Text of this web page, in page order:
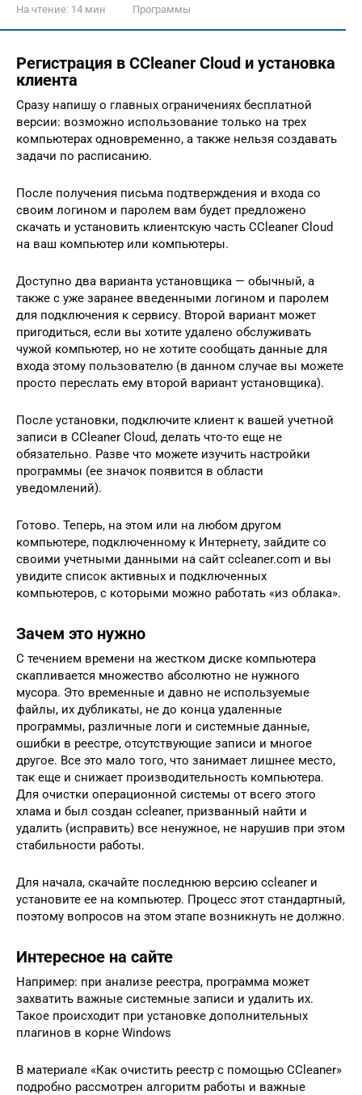
На чтение: 14 мин Программы
Регистрация в CCleaner Cloud и установка
клиента
Сразу напишу о главных ограничениях бесплатной
версии: возможно использование только на трех
компьютерах одновременно, а также нельзя создавать
задачи по расписанию.
После получения письма подтверждения и входа со
своим логином и паролем вам будет предложено
скачать и установить клиентскую часть CCleaner Cloud
на ваш компьютер или компьютеры.
Доступно два варианта установщика — обычный, а
также с уже заранее введенными логином и паролем
для подключения к сервису. Второй вариант может
пригодиться, если вы хотите удалено обслуживать
чужой компьютер, но не хотите сообщать данные для
входа этому пользователю (в данном случае вы можете
просто переслать ему второй вариант установщика).
После установки, подключите клиент к вашей учетной
записи в CCleaner Cloud, делать что-то еще не
обязательно. Разве что можете изучить настройки
программы (ее значок появится в области
уведомлений).
Готово. Теперь, на этом или на любом другом
компьютере, подключенному к Интернету, зайдите со
своими учетными данными на сайт ccleaner.com и вы
увидите список активных и подключенных
компьютеров, с которыми можно работать «из облака».
Зачем это нужно
С течением времени на жестком диске компьютера
скапливается множество абсолютно не нужного
мусора. Это временные и давно не используемые
файлы, их дубликаты, не до конца удаленные
программы, различные логи и системные данные,
ошибки в реестре, отсутствующие записи и многое
другое. Все это мало того, что занимает лишнее место,
так еще и снижает производительность компьютера.
Для очистки операционной системы от всего этого
хлама и был создан ccleaner, призванный найти и
удалить (исправить) все ненужное, не нарушив при этом
стабильности работы.
Для начала, скачайте последнюю версию ccleaner и
установите ее на компьютер. Процесс этот стандартный,
поэтому вопросов на этом этапе возникнуть не должно.
Интересное на сайте
Например: при анализе реестра, программа может
захватить важные системные записи и удалить их.
Такое происходит при установке дополнительных
плагинов в корне Windows
В материале «Как очистить реестр с помощью CCleaner»
подробно рассмотрен алгоритм работы и важные